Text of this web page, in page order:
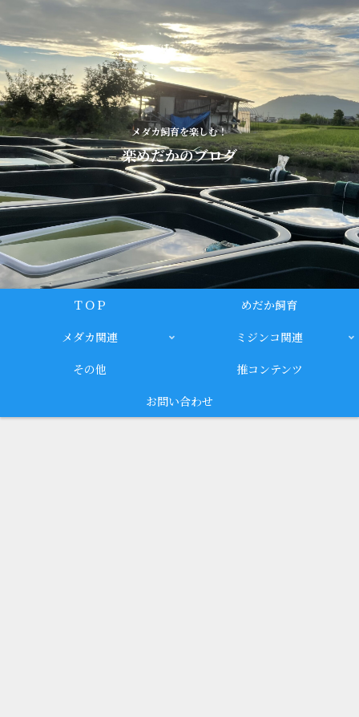
メダカ飼育を楽しむ！
楽めだかのブログ
ＴＯＰ
めだか飼育
メダカ関連
ミジンコ関連
その他
推コンテンツ
お問い合わせ